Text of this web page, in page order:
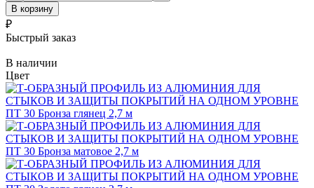
В корзину
₽
Быстрый заказ
В наличии
Цвет